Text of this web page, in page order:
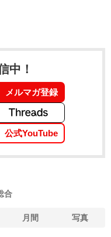
中！
メルマガ登録
公式YouTube
合
月間 写真